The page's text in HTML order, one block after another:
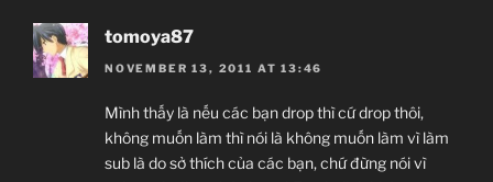
tomoya87
NOVEMBER 13, 2011 AT 13:46
Mình thấy là nếu các bạn drop thì cứ drop thôi,
không muốn làm thì nói là không muốn làm vì làm
sub là do sở thích của các bạn, chứ đừng nói vì